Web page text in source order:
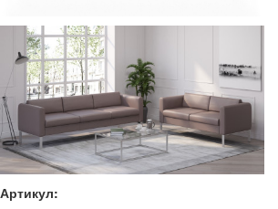
Артикул: